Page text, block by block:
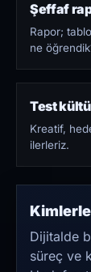
Şeffaf
Rapor;
ne
Test
Kreatif,
ilerleriz.
Kimlerle
Dijitalde
süreç ve